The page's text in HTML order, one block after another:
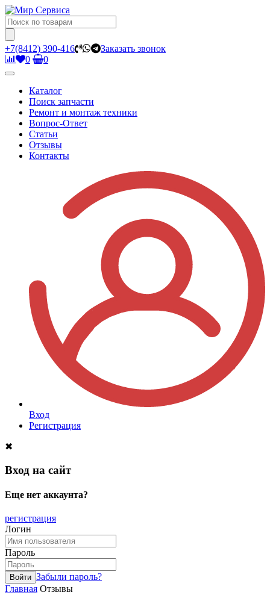
+7(8412) 390-416
Заказать звонок
0
0
Каталог
Поиск запчасти
Ремонт и монтаж техники
Вопрос-Ответ
Статьи
Отзывы
Контакты
Вход
Регистрация
✖
Вход на сайт
Еще нет аккаунта?
регистрация
Логин
Пароль
Забыли пароль?
Главная Отзывы